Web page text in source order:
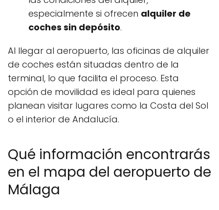
especialmente si ofrecen alquiler de
coches sin depósito.
Al llegar al aeropuerto, las oficinas de alquiler
de coches están situadas dentro de la
terminal, lo que facilita el proceso. Esta
opción de movilidad es ideal para quienes
planean visitar lugares como la Costa del Sol
o el interior de Andalucía.
Qué información encontrarás
en el mapa del aeropuerto de
Málaga